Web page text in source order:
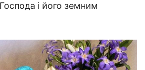
і його земним